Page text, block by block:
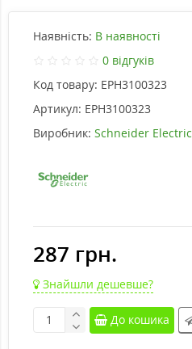
Наявність: В наявності
0 відгуків
Код товару: EPH3100323
Артикул: EPH3100323
Виробник: Schneider Electric
287 грн.
Знайшли дешевше?
До кошика